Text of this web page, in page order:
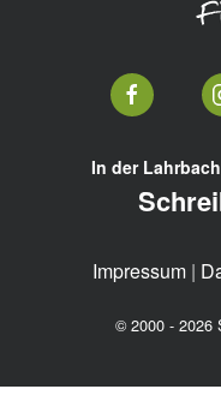
In der
Impressum|
© 2000 - 2026